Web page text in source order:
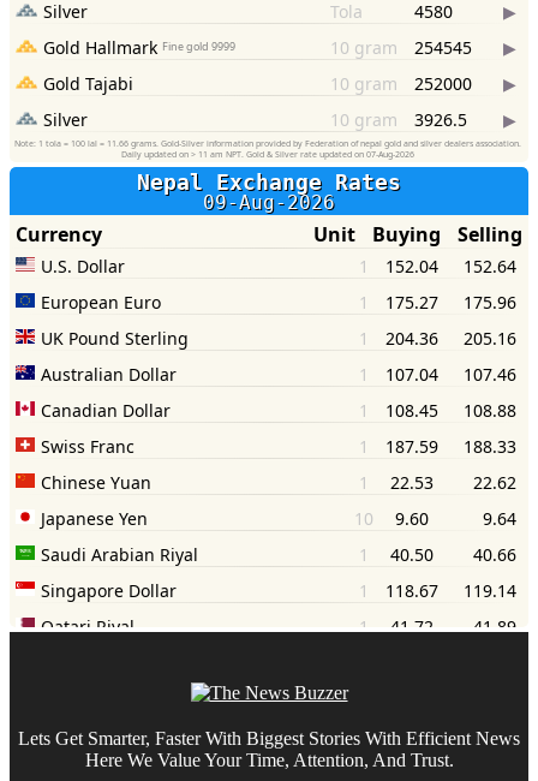
Lets Get Smarter, Faster With Biggest Stories With Efficient News
Here We Value Your Time, Attention, And Trust.